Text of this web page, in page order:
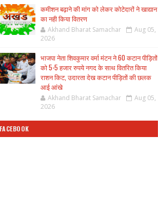
कमीशन बढ़ाने की मांग को लेकर कोटेदारों ने खाद्यान
का नही किया वितरण
Akhand Bharat Samachar
Aug 05,
2026
भाजपा नेता शिवकुमार वर्मा मंटन ने 60 कटान पीड़ितों
को 5-5 हजार रुपये नगद के साथ वितरित किया
राशन किट, उदारता देख कटान पीड़ितों की छलक
आई आंखे
Akhand Bharat Samachar
Aug 05,
2026
FACEBOOK